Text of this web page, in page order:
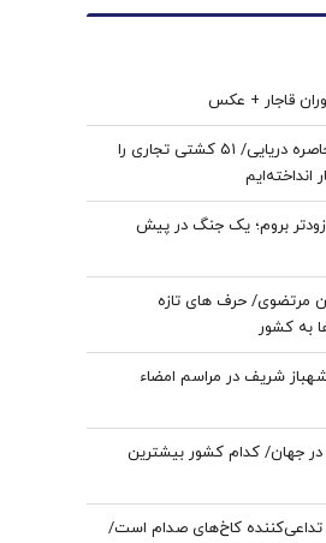
قاجار + عکس
ادعاهای جدید سنتکام درباره محاصره دریایی/ ۵۱ کشتی تجاری را
زودتر بروم؛ یک جنگ در پیش
مرتضوی/ حرف های تازه
به کشور
شریف در مراسم امضاء
اتم در جهان/ کدام کشور بیشترین
تداعی‌کننده کاخ‌های صدام است/